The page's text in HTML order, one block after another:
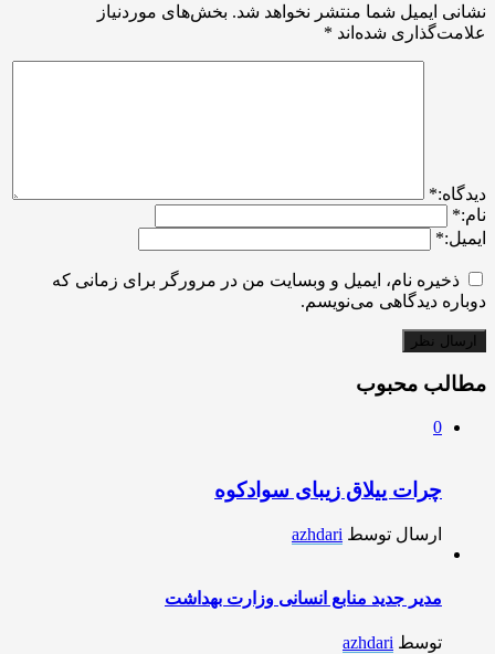
نشانی ایمیل شما منتشر نخواهد شد. بخش‌های موردنیاز
علامت‌گذاری شده‌اند *
ديدگاه:*
نام:*
ایمیل:*
ذخیره نام، ایمیل و وبسایت من در مرورگر برای زمانی که
دوباره دیدگاهی می‌نویسم.
مطالب محبوب
0
چرات ییلاق زیبای سوادکوه
ارسال توسط azhdari
مدیر جدید منابع انسانی وزارت بهداشت
توسط azhdari